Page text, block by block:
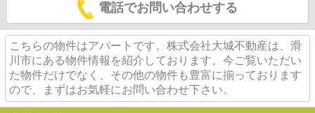
電話でお問い合わせする
こちらの物件はアパートです。株式会社大城不動産は、滑
川市にある物件情報を紹介しております。今ご覧いただい
た物件だけでなく、その他の物件も豊富に揃っております
ので、まずはお気軽にお問い合わせ下さい。